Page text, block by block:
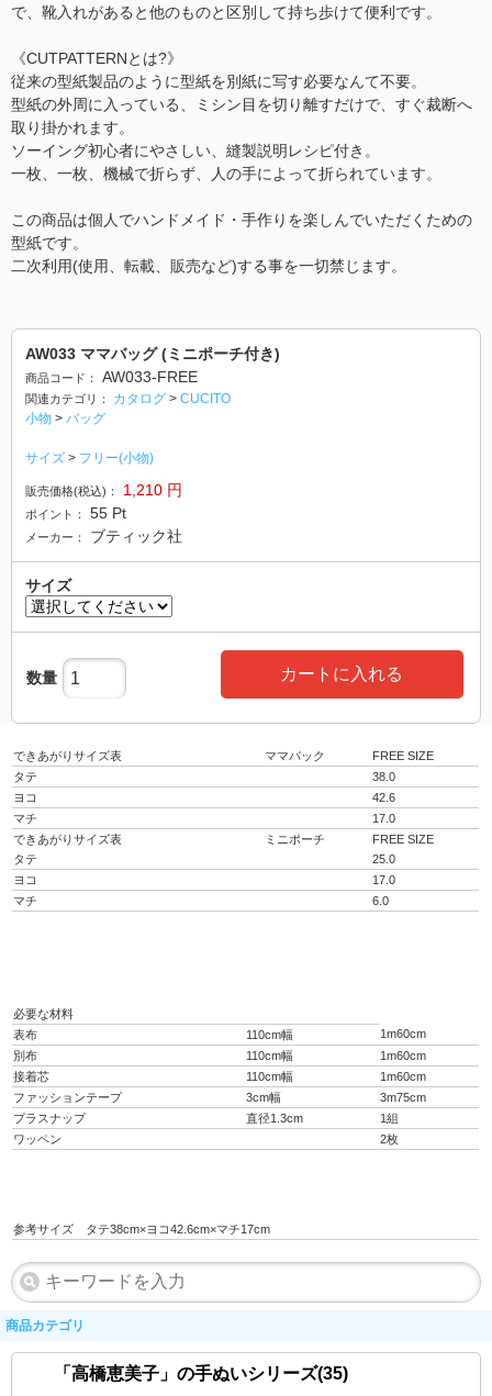
で、靴入れがあると他のものと区別して持ち歩けて便利です。
《CUTPATTERNとは?》
従来の型紙製品のように型紙を別紙に写す必要なんて不要。
型紙の外周に入っている、ミシン目を切り離すだけで、すぐ裁断へ
取り掛かれます。
ソーイング初心者にやさしい、縫製説明レシピ付き。
一枚、一枚、機械で折らず、人の手によって折られています。
この商品は個人でハンドメイド・手作りを楽しんでいただくための
型紙です。
二次利用(使用、転載、販売など)する事を一切禁じます。
AW033 ママバッグ (ミニポーチ付き)
商品コード： AW033-FREE
関連カテゴリ： カタログ > CUCITO
小物 > バッグ
サイズ > フリー(小物)
販売価格(税込)： 1,210 円
ポイント： 55 Pt
メーカー： ブティック社
サイズ
数量 カートに入れる
できあがりサイズ表 ママバック
FREE SIZE
タテ
38.0
ヨコ
42.6
マチ
17.0
できあがりサイズ表
ミニポーチ
FREE SIZE
タテ
25.0
ヨコ
17.0
マチ
6.0
必要な材料
表布
110cm幅
1m60cm
別布
110cm幅
1m60cm
接着芯
110cm幅
1m60cm
ファッションテープ
3cm幅
3m75cm
プラスナップ
直径1.3cm
1組
ワッペン
2枚
参考サイズ タテ38cm×ヨコ42.6cm×マチ17cm
商品カテゴリ
「高橋恵美子」の手ぬいシリーズ(35)